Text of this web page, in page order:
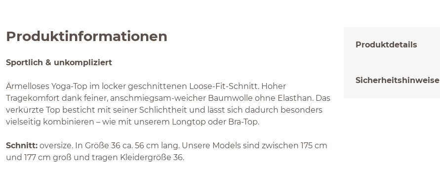
Produktinformationen
Sportlich & unkompliziert
Ärmelloses Yoga-Top im locker geschnittenen Loose-Fit-Schnitt. Hoher
Tragekomfort dank feiner, anschmiegsam-weicher Baumwolle ohne Elasthan. Das
verkürzte Top besticht mit seiner Schlichtheit und lässt sich dadurch besonders
vielseitig kombinieren – wie mit unserem Longtop oder Bra-Top.
Schnitt: oversize. In Größe 36 ca. 56 cm lang. Unsere Models sind zwischen 175 cm
und 177 cm groß und tragen Kleidergröße 36.
Produktdetails
Sicherheitshinweise